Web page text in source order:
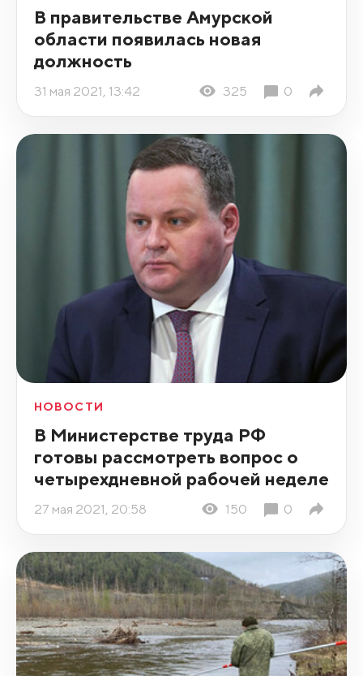
В правительстве Амурской
области появилась новая
должность
31 мая 2021, 13:42 325 0
НОВОСТИ
В Министерстве труда РФ
готовы рассмотреть вопрос о
четырехдневной рабочей неделе
27 мая 2021, 20:58 150 0